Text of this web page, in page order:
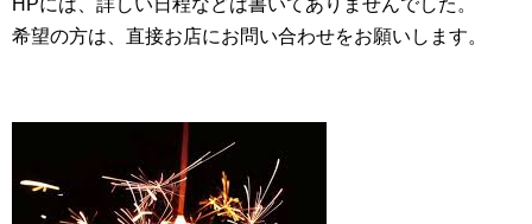
HPには、詳しい日程などは書いてありませんでした。
希望の方は、直接お店にお問い合わせをお願いします。